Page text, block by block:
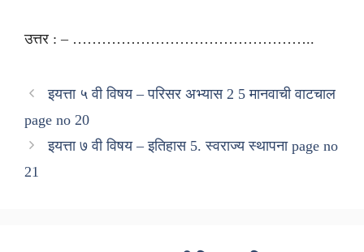
उत्तर : – …………………………………………..
इयत्ता ५ वी विषय – परिसर अभ्यास 2 5 मानवाची वाटचाल
page no 20
इयत्ता ७ वी विषय – इतिहास 5. स्वराज्य स्थापना page no
21